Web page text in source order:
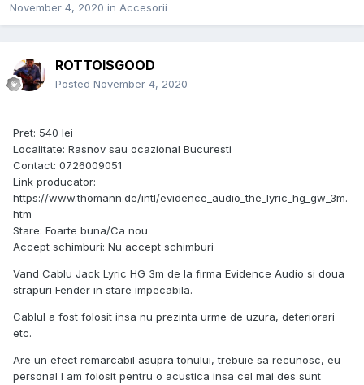
November 4, 2020 in Accesorii
ROTTOISGOOD
Posted November 4, 2020
Pret: 540 lei
Localitate: Rasnov sau ocazional Bucuresti
Contact: 0726009051
Link producator:
https://www.thomann.de/intl/evidence_audio_the_lyric_hg_gw_3m.
htm
Stare: Foarte buna/Ca nou
Accept schimburi: Nu accept schimburi
Vand Cablu Jack Lyric HG 3m de la firma Evidence Audio si doua
strapuri Fender in stare impecabila.
Cablul a fost folosit insa nu prezinta urme de uzura, deteriorari
etc.
Are un efect remarcabil asupra tonului, trebuie sa recunosc, eu
personal l am folosit pentru o acustica insa cel mai des sunt